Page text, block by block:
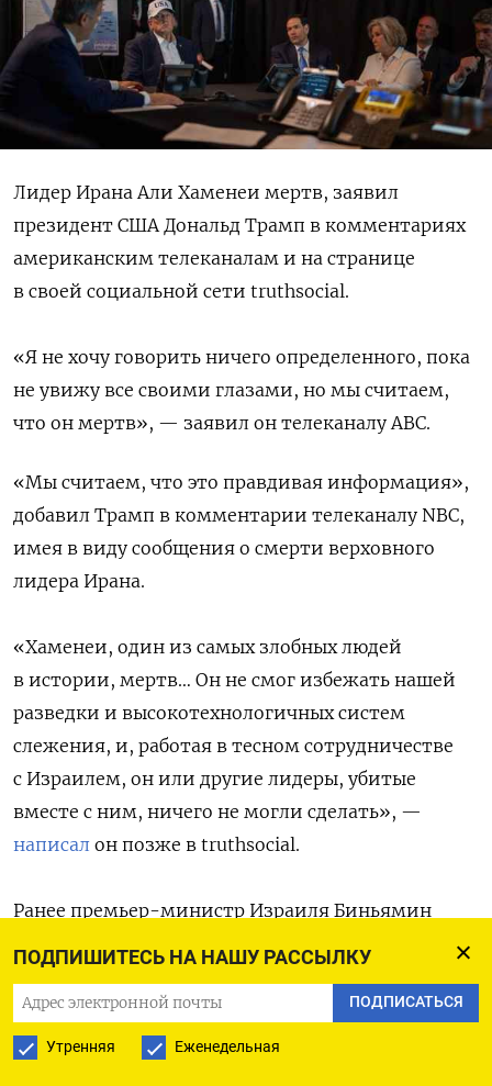
ПОДПИШИТЕСЬ НА НАШУ РАССЫЛКУ
ПОДПИСАТЬСЯ
Утренняя Еженедельная
Лидер Ирана Али Хаменеи мертв, заявил
президент США Дональд Трамп в комментариях
американским телеканалам и на странице
в своей социальной сети truthsocial.
«Я не хочу говорить ничего определенного, пока
не увижу все своими глазами, но мы считаем,
что он мертв», — заявил он телеканалу ABC.
«Мы считаем, что это правдивая информация»,
добавил Трамп в комментарии телеканалу NBC,
имея в виду сообщения о смерти верховного
лидера Ирана.
«Хаменеи, один из самых злобных людей
в истории, мертв… Он не смог избежать нашей
разведки и высокотехнологичных систем
слежения, и, работая в тесном сотрудничестве
с Израилем, он или другие лидеры, убитые
вместе с ним, ничего не могли сделать», —
написал он позже в truthsocial.
Ранее премьер-министр Израиля Биньямин
«больше нет». По его словам, комплекс зданий
Хаменеи был разрушен, а командиры Корпуса